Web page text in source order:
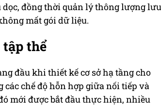
đồng thời quản lý thông lượng lưu
mất gói dữ liệu.
thể
đầu khi thiết kế cơ sở hạ tầng cho
chế độ hỗn hợp giữa nối tiếp và
mới được bắt đầu thực hiện, nhiều